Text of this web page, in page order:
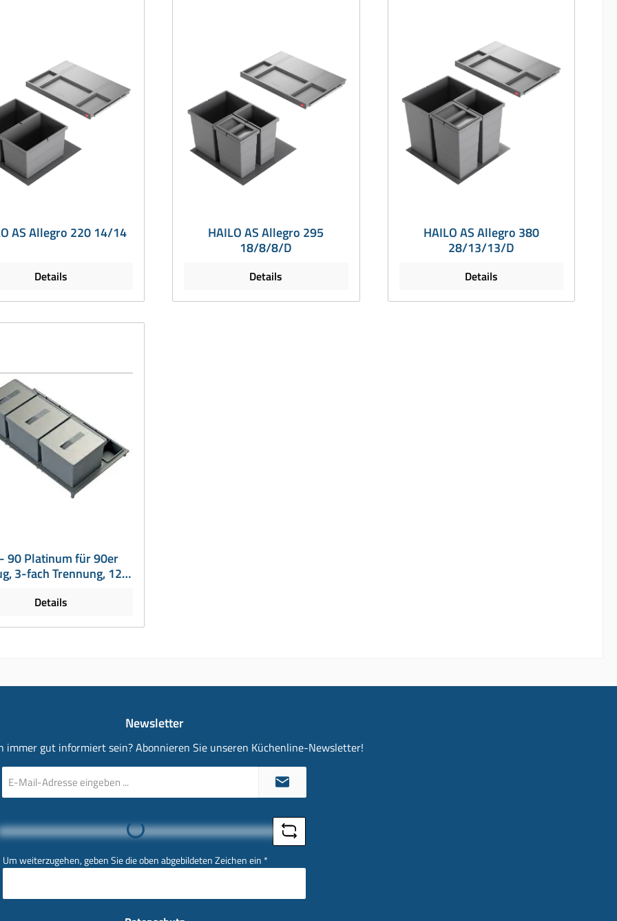
AS Allegro 220 14/14
Details
HAILO AS Allegro 295
18/8/8/D
Details
HAILO AS Allegro 380
28/13/13/D
Details
90 Platinum für 90er
3-fach Trennung, 12 +
Details
Newsletter
immer gut informiert sein? Abonnieren Sie unseren Küchenline-Newsletter!
Mail-
Loading...
Um weiterzugehen, geben Sie die oben abgebildeten Zeichen ein *